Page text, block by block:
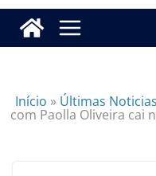
Início » Últimas Noticias
com Paolla Oliveira cai